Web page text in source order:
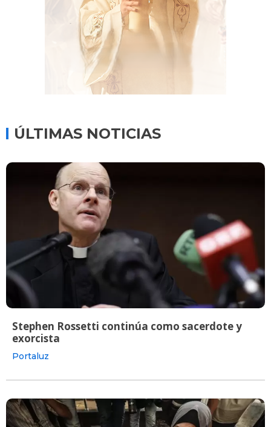
ÚLTIMAS NOTICIAS
Stephen Rossetti continúa como sacerdote y
exorcista
Portaluz